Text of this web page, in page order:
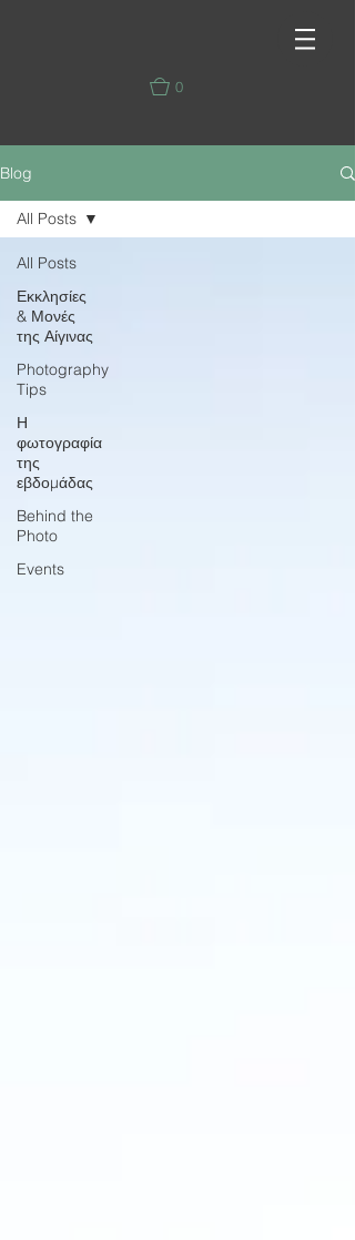
0
Blog
All Posts
Εκκλησίες
& Μονές
της Αίγινας
Photography
Tips
Η
φωτογραφία
της
εβδομάδας
Behind the
Photo
Events
All Posts